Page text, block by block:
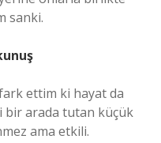
sanki.
ettim ki hayat da
bir arada tutan küçük
ama etkili.